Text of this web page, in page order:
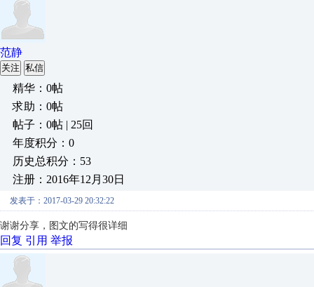
范静
关注 私信
精华：0帖
求助：0帖
帖子：0帖 | 25回
年度积分：0
历史总积分：53
注册：2016年12月30日
发表于：2017-03-29 20:32:22
谢谢分享，图文的写得很详细
回复 引用 举报